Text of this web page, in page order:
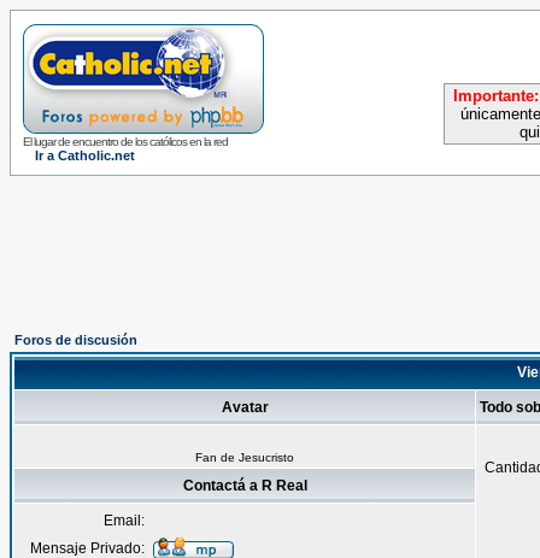
El lugar de encuentro de los católicos en la red
Ir a Catholic.net
Importante:
Foros de discusión
Avatar Todo
Fan de Jesucristo
Contactá a R Real
Email:
Mensaje Privado: